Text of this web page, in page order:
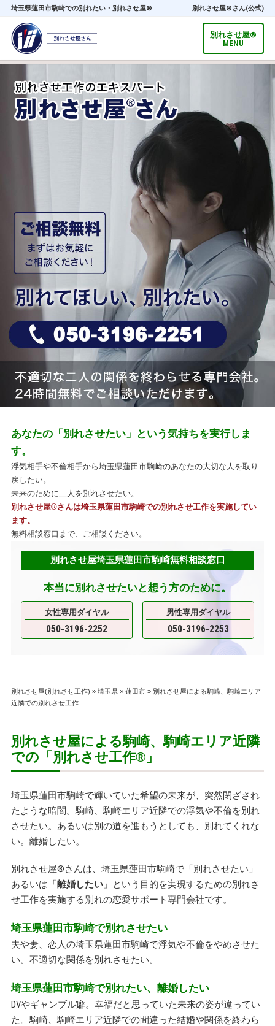
埼玉県蓮田市駒崎での別れたい・別れさせ屋® 別れさせ屋®さん(公式)
別れさせ屋®
MENU
あなたの「別れさせたい」という気持ちを実行しま
す。
浮気相手や不倫相手から埼玉県蓮田市駒崎のあなたの大切な人を取り
戻したい。
未来のために二人を別れさせたい。
別れさせ屋®さんは埼玉県蓮田市駒崎での別れさせ工作を実施してい
ます。
無料相談窓口まで、ご相談ください。
別れさせ屋埼玉県蓮田市駒崎無料相談窓口
本当に別れさせたいと想う方のために。
女性専用ダイヤル
050-3196-2252
男性専用ダイヤル
050-3196-2253
別れさせ屋(別れさせ工作) » 埼玉県 » 蓮田市 » 別れさせ屋による駒崎、駒崎エリア
近隣での別れさせ工作
別れさせ屋による駒崎、駒崎エリア近隣
での「別れさせ工作® 」
埼玉県蓮田市駒崎で輝いていた希望の未来が、突然閉ざされ
たような暗闇。駒崎、駒崎エリア近隣での浮気や不倫を別れ
させたい。あるいは別の道を進もうとしても、別れてくれな
い。離婚したい。
別れさせ屋®さんは、埼玉県蓮田市駒崎で「別れさせたい」
あるいは「離婚したい 」という目的を実現するための別れさ
せ工作を実施する別れの恋愛サポート専門会社です。
埼玉県蓮田市駒崎で別れさせたい
夫や妻、恋人の埼玉県蓮田市駒崎で浮気や不倫をやめさせた
い。不適切な関係を別れさせたい。
埼玉県蓮田市駒崎で別れたい、離婚したい
DVやギャンブル癖。幸福だと思っていた未来の姿が違ってい
た。駒崎、駒崎エリア近隣での間違った結婚や関係を終わら